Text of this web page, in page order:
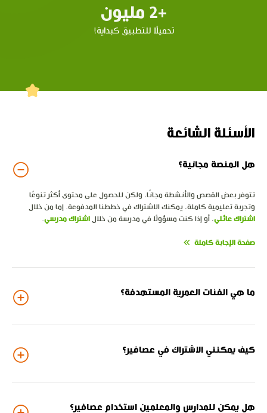
+2 مليون
تحميلًا للتطبيق كبداية!
الأسئلة الشائعة
هل المنصة مجانية؟
تتوفر بعض القصص والأنشطة مجانًا، ولكن للحصول على محتوى أكثر تنوعًا
وتجربة تعليمية كاملة، يمكنك الاشتراك في خططنا المدفوعة. إما من خلال
اشتراك عائلي، أو إذا كنت مسؤولًا في مدرسة من خلال اشتراك مدرسي.
صفحة الإجابة كاملة
ما هي الفئات العمرية المستهدفة؟
كيف يمكنني الاشتراك في عصافير؟
هل يمكن للمدارس والمعلمين استخدام عصافير؟